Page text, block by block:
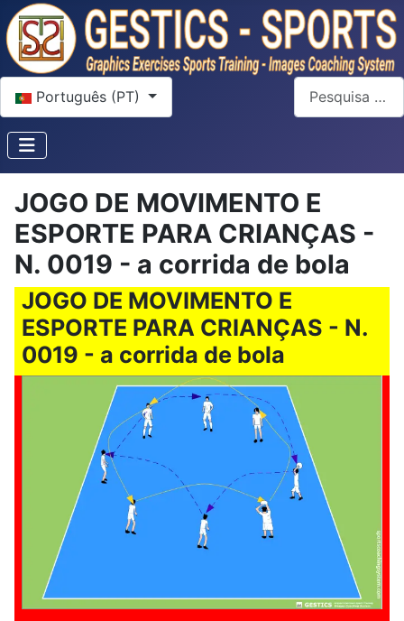
Escolha o seu idioma
Português (PT)
Pesquisar
JOGO DE MOVIMENTO E
ESPORTE PARA CRIANÇAS -
N. 0019 - a corrida de bola
JOGO DE MOVIMENTO E
ESPORTE PARA CRIANÇAS - N.
0019 - a corrida de bola